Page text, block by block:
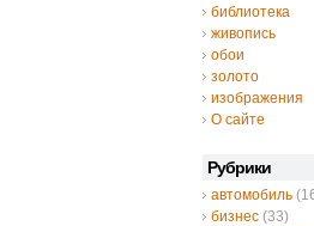
библиотека
живопись
обои
золото
изображения
О сайте
Рубрики
автомобиль
бизнес (33)